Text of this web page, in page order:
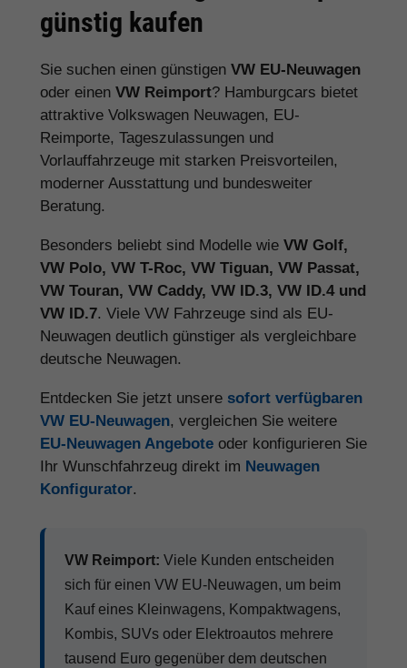
günstig kaufen
Sie suchen einen günstigen VW EU-Neuwagen
oder einen VW Reimport? Hamburgcars bietet
attraktive Volkswagen Neuwagen, EU-
Reimporte, Tageszulassungen und
Vorlauffahrzeuge mit starken Preisvorteilen,
moderner Ausstattung und bundesweiter
Beratung.
Besonders beliebt sind Modelle wie VW Golf,
VW Polo, VW T-Roc, VW Tiguan, VW Passat,
VW Touran, VW Caddy, VW ID.3, VW ID.4 und
VW ID.7. Viele VW Fahrzeuge sind als EU-
Neuwagen deutlich günstiger als vergleichbare
deutsche Neuwagen.
Entdecken Sie jetzt unsere sofort verfügbaren
VW EU-Neuwagen, vergleichen Sie weitere
EU-Neuwagen Angebote oder konfigurieren Sie
Ihr Wunschfahrzeug direkt im Neuwagen
Konfigurator.
VW Reimport: Viele Kunden entscheiden
sich für einen VW EU-Neuwagen, um beim
Kauf eines Kleinwagens, Kompaktwagens,
Kombis, SUVs oder Elektroautos mehrere
tausend Euro gegenüber dem deutschen